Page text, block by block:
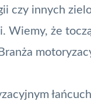
czy innych
Wiemy, że